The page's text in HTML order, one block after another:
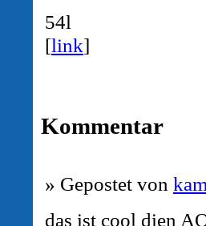
54l
[link]
Kommentar
» Gepostet von
das ist cool dien